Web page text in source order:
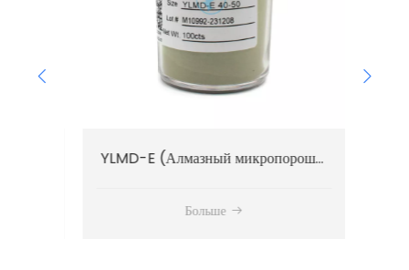
YLMD-E (Алмазный микропорошок экономичного класса)
Больше